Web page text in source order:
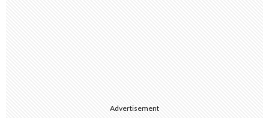
Advertisement